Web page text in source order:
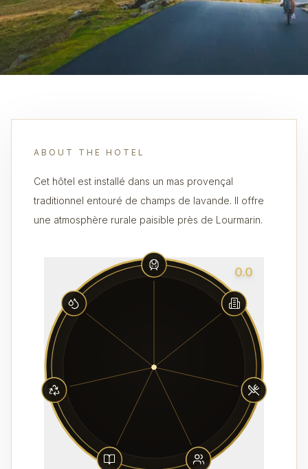
ABOUT THE HOTEL
Cet hôtel est installé dans un mas provençal
traditionnel entouré de champs de lavande. Il offre
une atmosphère rurale paisible près de Lourmarin.
0.0